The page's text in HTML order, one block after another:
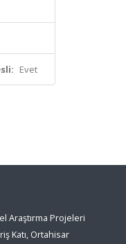
Evet
Araştırma Projeleri
Katı, Ortahisar